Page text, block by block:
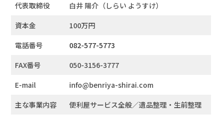
代表取締役
白井 陽介（しらい ようすけ）
資本金
100万円
電話番号
082-577-5773
FAX番号
050-3156-3777
E-mail
info@benriya-shirai.com
主な事業内容
便利屋サービス全般／遺品整理・生前整理